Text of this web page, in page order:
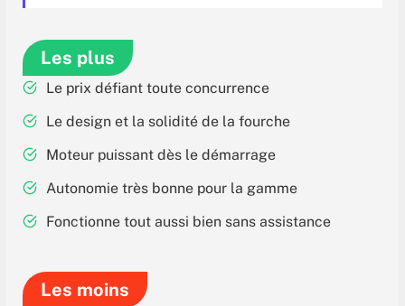
Les plus
Le prix défiant toute concurrence
Le design et la solidité de la fourche
Moteur puissant dès le démarrage
Autonomie très bonne pour la gamme
Fonctionne tout aussi bien sans assistance
Les moins